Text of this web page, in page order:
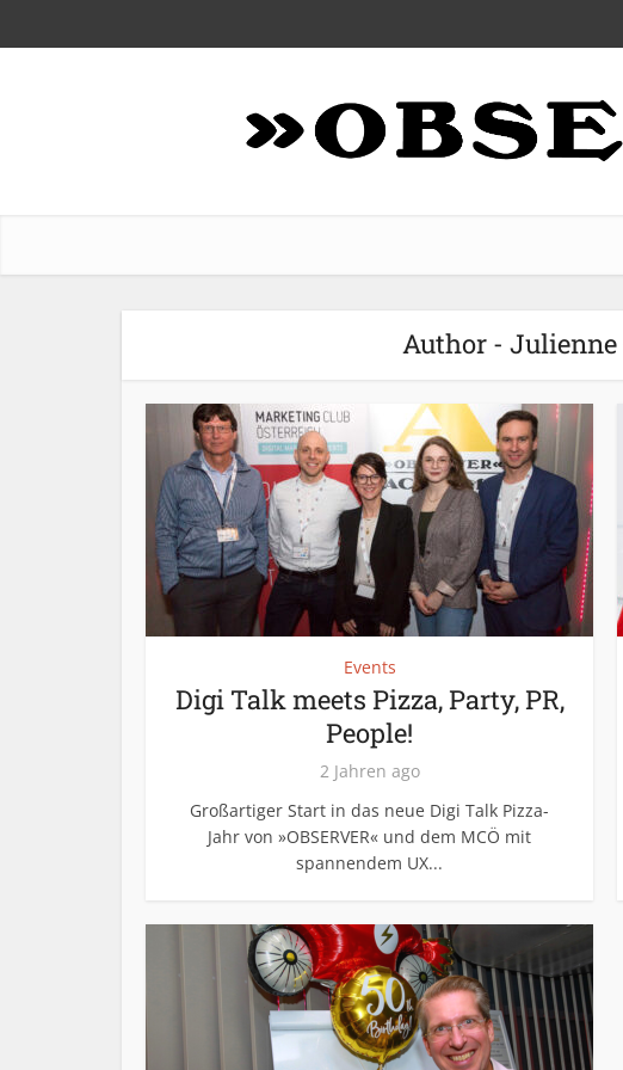
Author -
Events
Digi Talk meets Pizza, Party, PR,
People!
2 Jahren ago
Großartiger Start in das neue Digi Talk Pizza-
Jahr von »OBSERVER« und dem MCÖ mit
spannendem UX...